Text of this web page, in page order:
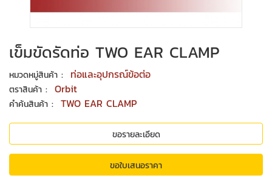
เข็มขัดรัดท่อ TWO EAR CLAMP
หมวดหมู่สินค้า : ท่อและอุปกรณ์ข้อต่อ
ตราสินค้า : Orbit
คำค้นสินค้า : TWO EAR CLAMP
ขอรายละเอียด
ขอใบเสนอราคา